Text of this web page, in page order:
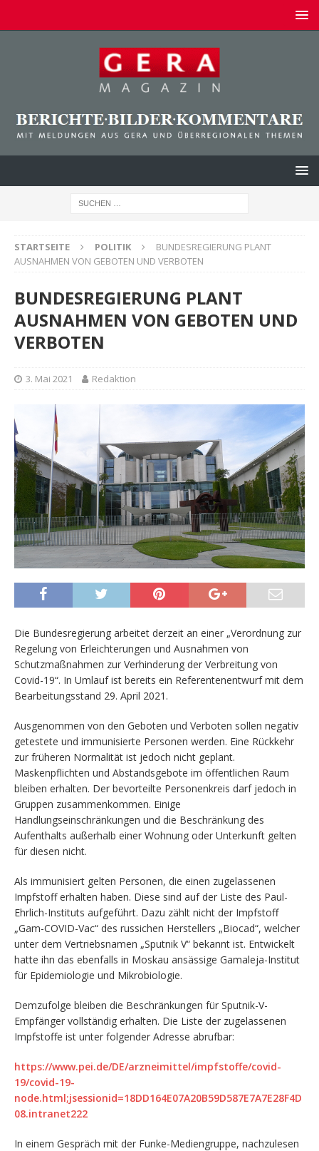
STARTSEITE POLITIK
BUNDESREGIERUNG PLANT
AUSNAHMEN VON GEBOTEN UND VERBOTEN
BUNDESREGIERUNG PLANT
AUSNAHMEN VON GEBOTEN UND
VERBOTEN
3. Mai 2021 Redaktion
Die Bundesregierung arbeitet derzeit an einer „Verordnung zur
Regelung von Erleichterungen und Ausnahmen von
Schutzmaßnahmen zur Verhinderung der Verbreitung von
Covid-19“. In Umlauf ist bereits ein Referentenentwurf mit dem
Bearbeitungsstand 29. April 2021.
Ausgenommen von den Geboten und Verboten sollen negativ
getestete und immunisierte Personen werden. Eine Rückkehr
zur früheren Normalität ist jedoch nicht geplant.
Maskenpflichten und Abstandsgebote im öffentlichen Raum
bleiben erhalten. Der bevorteilte Personenkreis darf jedoch in
Gruppen zusammenkommen. Einige
Handlungseinschränkungen und die Beschränkung des
Aufenthalts außerhalb einer Wohnung oder Unterkunft gelten
für diesen nicht.
Als immunisiert gelten Personen, die einen zugelassenen
Impfstoff erhalten haben. Diese sind auf der Liste des Paul-
Ehrlich-Instituts aufgeführt. Dazu zählt nicht der Impfstoff
„Gam-COVID-Vac“ des russichen Herstellers „Biocad“, welcher
unter dem Vertriebsnamen „Sputnik V“ bekannt ist. Entwickelt
hatte ihn das ebenfalls in Moskau ansässige Gamaleja-Institut
für Epidemiologie und Mikrobiologie.
Demzufolge bleiben die Beschränkungen für Sputnik-V-
Empfänger vollständig erhalten. Die Liste der zugelassenen
Impfstoffe ist unter folgender Adresse abrufbar:
https://www.pei.de/DE/arzneimittel/impfstoffe/covid-
19/covid-19-
node.html;jsessionid=18DD164E07A20B59D587E7A7E28F4D
08.intranet222
In einem Gespräch mit der Funke-Mediengruppe, nachzulesen